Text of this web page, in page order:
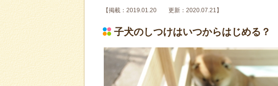
【掲載：2019.01.20 更新：2020.07.21】
子犬のしつけはいつからはじめる？